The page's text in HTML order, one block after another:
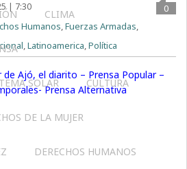
CLIMA
SOLAR CULTURA
DE LA MUJER
DERECHOS HUMANOS
| 7:30
0
Humanos,Fuerzas Armadas,
,Latinoamerica,Política
de Ajó, el diarito – Prensa Popular –
Prensa Alternativa